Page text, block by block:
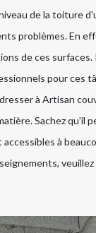
de la toiture
problèmes. En
de ces surfaces.
pour ces
à Artisan
Sachez qu'il
à